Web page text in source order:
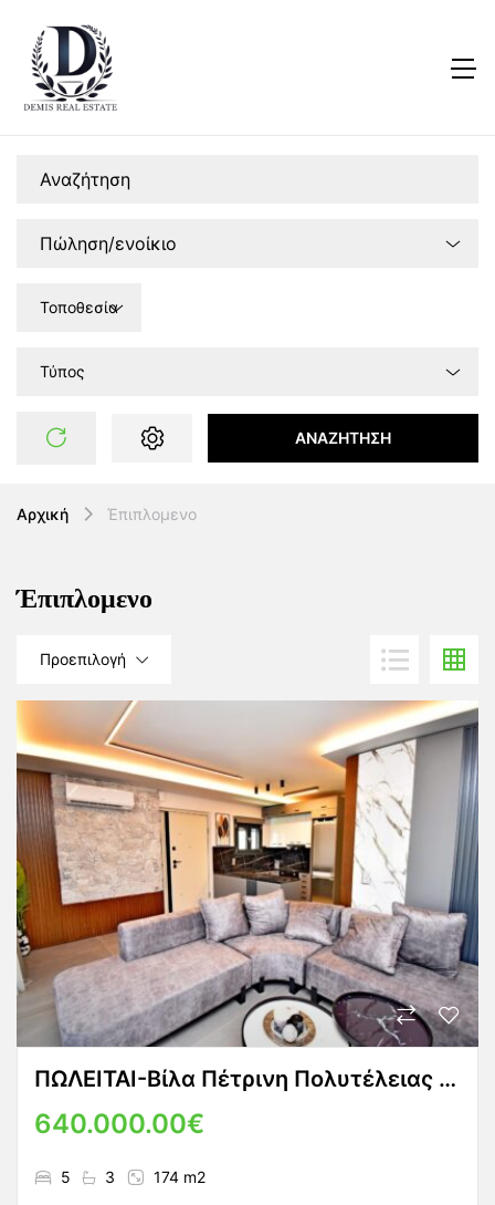
Τοποθεσία
Τύπος
ΑΝΑΖΉΤΗΣΗ
Αρχική Έπιπλομενο
Έπιπλομενο
Προεπιλογή
ΠΩΛΕΙΤΑΙ-Βίλα Πέτρινη Πολυτέλειας Κασσάνδρα Χαλκιδικής
640.000.00€
5 3 174 m2